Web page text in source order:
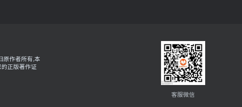
原作者所有,本
正版著作证
客服微信